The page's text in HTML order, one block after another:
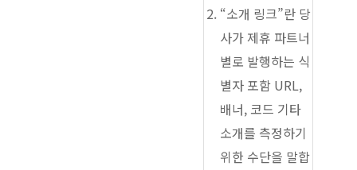
“소개 링크”란 당
사가 제휴 파트너
별로 발행하는 식
별자 포함 URL,
배너, 코드 기타
소개를 측정하기
위한 수단을 말합